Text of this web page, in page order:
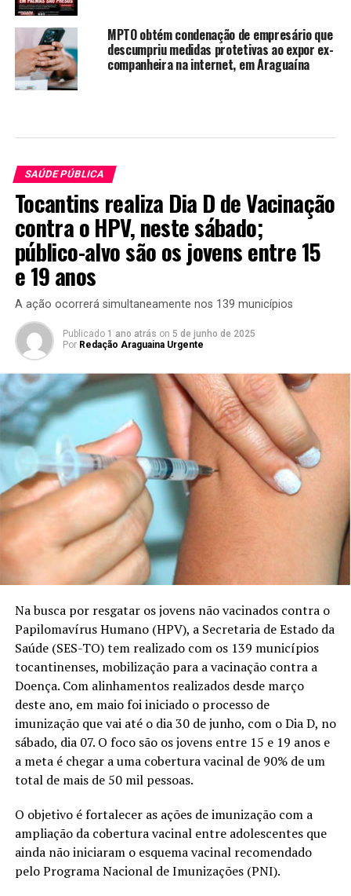
MPTO obtém condenação de empresário que
descumpriu medidas protetivas ao expor ex-
companheira na internet, em Araguaína
SAÚDE PÚBLICA
Tocantins realiza Dia D de Vacinação
contra o HPV, neste sábado;
público-alvo são os jovens entre 15
e 19 anos
A ação ocorrerá simultaneamente nos 139 municípios
Publicado 1 ano atrás on 5 de junho de 2025
Por Redação Araguaina Urgente
Na busca por resgatar os jovens não vacinados contra o
Papilomavírus Humano (HPV), a Secretaria de Estado da
Saúde (SES-TO) tem realizado com os 139 municípios
tocantinenses, mobilização para a vacinação contra a
Doença. Com alinhamentos realizados desde março
deste ano, em maio foi iniciado o processo de
imunização que vai até o dia 30 de junho, com o Dia D, no
sábado, dia 07. O foco são os jovens entre 15 e 19 anos e
a meta é chegar a uma cobertura vacinal de 90% de um
total de mais de 50 mil pessoas.
O objetivo é fortalecer as ações de imunização com a
ampliação da cobertura vacinal entre adolescentes que
ainda não iniciaram o esquema vacinal recomendado
pelo Programa Nacional de Imunizações (PNI).